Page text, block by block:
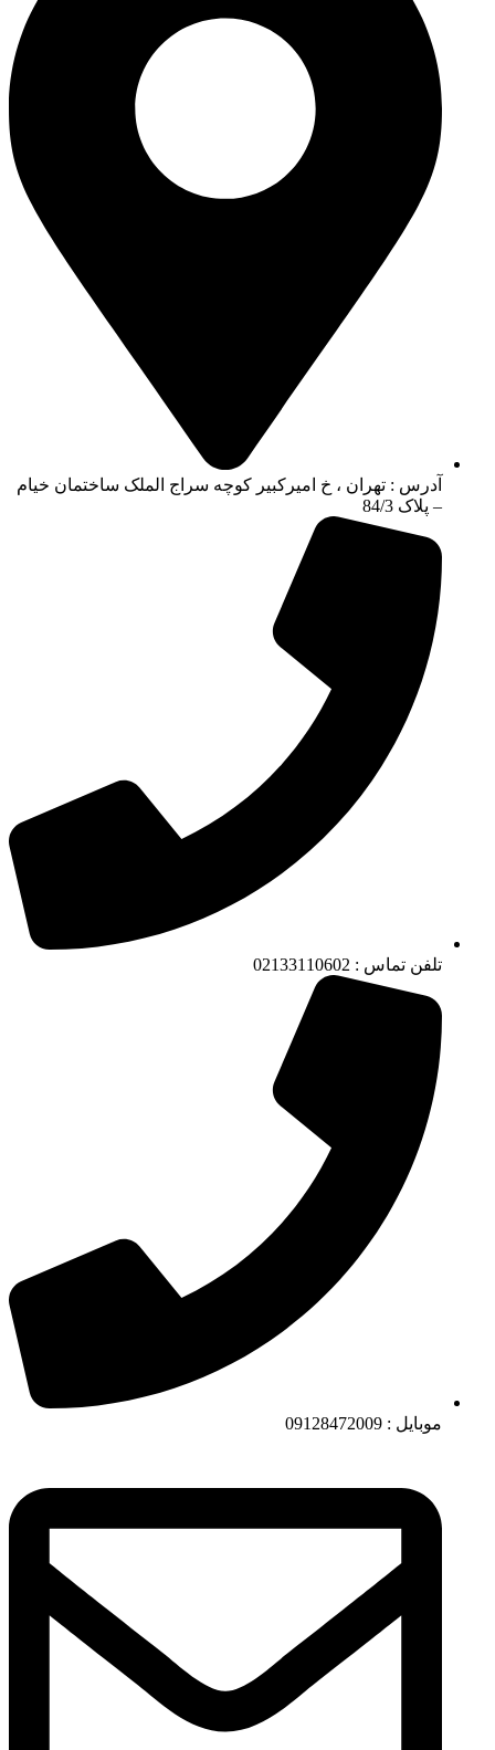
آدرس : تهران ، خ امیرکبیر کوچه سراج الملک ساختمان خیام
– پلاک 84/3
تلفن تماس : 02133110602
موبایل : 09128472009